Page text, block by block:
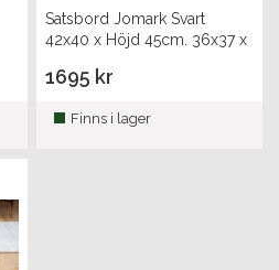
Satsbord Jomark Svart
42x40 x Höjd 45cm. 36x37 x
1695 kr
Finns i lager